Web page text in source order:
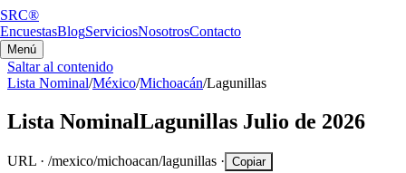
SRC®
EncuestasBlogServiciosNosotrosContacto
Menú
Saltar al contenido
Lista Nominal/México/Michoacán/Lagunillas
Lista NominalLagunillas Julio de 2026
URL · /mexico/michoacan/lagunillas · Copiar